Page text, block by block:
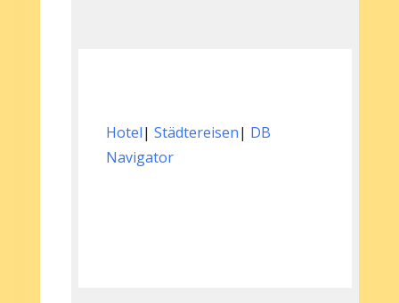
Hotel| Städtereisen| DB
Navigator